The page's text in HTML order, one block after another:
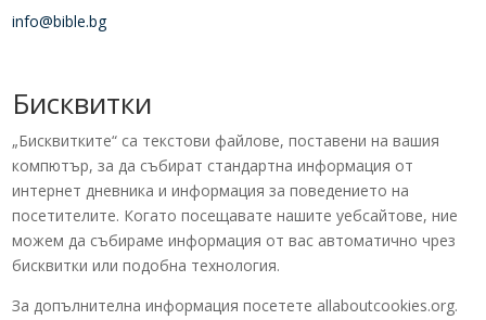
info@bible.bg
Бисквитки
„Бисквитките“ са текстови файлове, поставени на вашия
компютър, за да събират стандартна информация от
интернет дневника и информация за поведението на
посетителите. Когато посещавате нашите уебсайтове, ние
можем да събираме информация от вас автоматично чрез
бисквитки или подобна технология.
За допълнителна информация посетете allaboutcookies.org.